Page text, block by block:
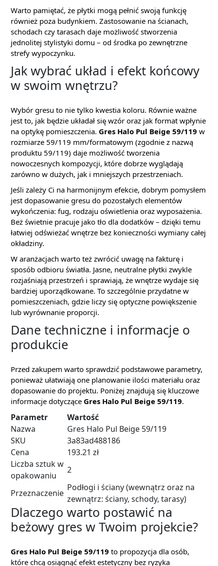
Warto pamiętać, że płytki mogą pełnić swoją funkcję
również poza budynkiem. Zastosowanie na ścianach,
schodach czy tarasach daje możliwość stworzenia
jednolitej stylistyki domu – od środka po zewnętrzne
strefy wypoczynku.
Jak wybrać układ i efekt końcowy
w swoim wnętrzu?
Wybór gresu to nie tylko kwestia koloru. Równie ważne
jest to, jak będzie układał się wzór oraz jak format wpłynie
na optykę pomieszczenia. Gres Halo Pul Beige 59/119 w
rozmiarze 59/119 mm/formatowym (zgodnie z nazwą
produktu 59/119) daje możliwość tworzenia
nowoczesnych kompozycji, które dobrze wyglądają
zarówno w dużych, jak i mniejszych przestrzeniach.
Jeśli zależy Ci na harmonijnym efekcie, dobrym pomysłem
jest dopasowanie gresu do pozostałych elementów
wykończenia: fug, rodzaju oświetlenia oraz wyposażenia.
Beż świetnie pracuje jako tło dla dodatków – dzięki temu
łatwiej odświeżać wnętrze bez konieczności wymiany całej
okładziny.
W aranżacjach warto też zwrócić uwagę na fakturę i
sposób odbioru światła. Jasne, neutralne płytki zwykle
rozjaśniają przestrzeń i sprawiają, że wnętrze wydaje się
bardziej uporządkowane. To szczególnie przydatne w
pomieszczeniach, gdzie liczy się optyczne powiększenie
lub wyrównanie proporcji.
Dane techniczne i informacje o
produkcie
Przed zakupem warto sprawdzić podstawowe parametry,
ponieważ ułatwiają one planowanie ilości materiału oraz
dopasowanie do projektu. Poniżej znajdują się kluczowe
informacje dotyczące Gres Halo Pul Beige 59/119.
Parametr
Wartość
Nazwa
Gres Halo Pul Beige 59/119
SKU
3a83ad488186
Cena
193.21 zł
Liczba sztuk w
opakowaniu
2
Przeznaczenie
Podłogi i ściany (wewnątrz oraz na
zewnątrz: ściany, schody, tarasy)
Dlaczego warto postawić na
beżowy gres w Twoim projekcie?
Gres Halo Pul Beige 59/119 to propozycja dla osób,
które chcą osiągnąć efekt estetyczny bez ryzyka